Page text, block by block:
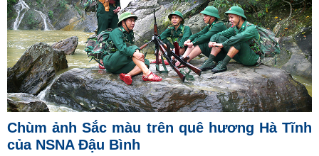
Chùm ảnh Sắc màu trên quê hương Hà Tĩnh
của NSNA Đậu Bình